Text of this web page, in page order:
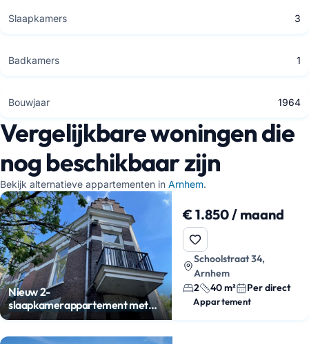
Slaapkamers 3
Badkamers 1
Bouwjaar 1964
Vergelijkbare woningen die
nog beschikbaar zijn
Bekijk alternatieve appartementen in Arnhem.
Nieuw 2-
slaapkamerappartement met
airco
€ 1.850 / maand
Schoolstraat 34,
Arnhem
2
40 m² Per direct
Appartement